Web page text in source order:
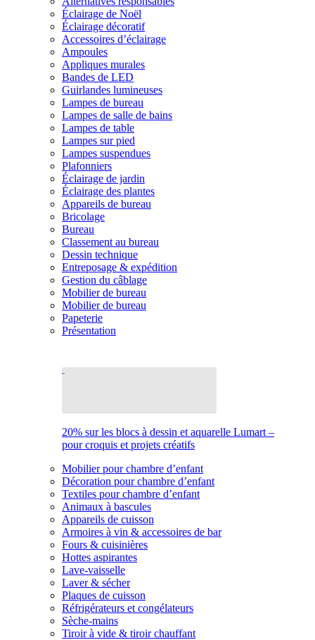
Éclairage de Noël
Éclairage décoratif
Accessoires d’éclairage
Ampoules
Appliques murales
Bandes de LED
Guirlandes lumineuses
Lampes de bureau
Lampes de salle de bains
Lampes de table
Lampes sur pied
Lampes suspendues
Plafonniers
Éclairage de jardin
Éclairage des plantes
Appareils de bureau
Bricolage
Bureau
Classement au bureau
Dessin technique
Entreposage & expédition
Gestion du câblage
Mobilier de bureau
Mobilier de bureau
Papeterie
Présentation
20% sur les blocs à dessin et aquarelle Lumart –
pour croquis et projets créatifs
Mobilier pour chambre d’enfant
Décoration pour chambre d’enfant
Textiles pour chambre d’enfant
Animaux à bascules
Appareils de cuisson
Armoires à vin & accessoires de bar
Fours & cuisinières
Hottes aspirantes
Lave-vaisselle
Laver & sécher
Plaques de cuisson
Réfrigérateurs et congélateurs
Sèche-mains
Tiroir à vide & tiroir chauffant